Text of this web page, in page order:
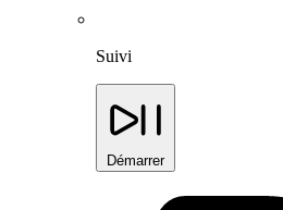
Suivi
Démarrer